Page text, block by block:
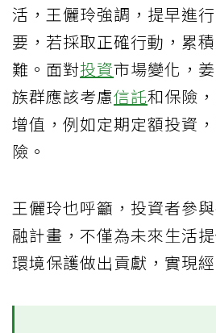
活，王儷玲強調，提早進
要，若採取正確行動，累
難。面對投資市場變化，
族群應該考慮信託和保險
增值，例如定期定額投資
險。
王儷玲也呼籲，投資者參
融計畫，不僅為未來生活
環境保護做出貢獻，實現